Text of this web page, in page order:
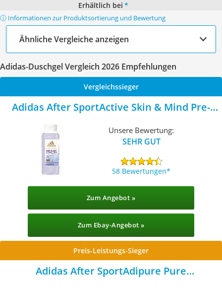
Erhältlich bei *
ⓘ Informationen zur Produktsortierung und Bewertung
Ähnliche Vergleiche anzeigen
Adidas-Duschgel Vergleich 2026 Empfehlungen
Vergleichssieger
Adidas After SportActive Skin & Mind Pre-
Unsere Bewertung:
SEHR GUT
58 Bewertungen
Zum Angebot »
Zum Ebay-Angebot »
Preis-Leistungs-Sieger
Adidas After SportAdipure Pure